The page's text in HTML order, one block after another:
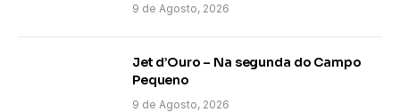
9 de Agosto, 2026
Jet d’Ouro – Na segunda do Campo
Pequeno
9 de Agosto, 2026